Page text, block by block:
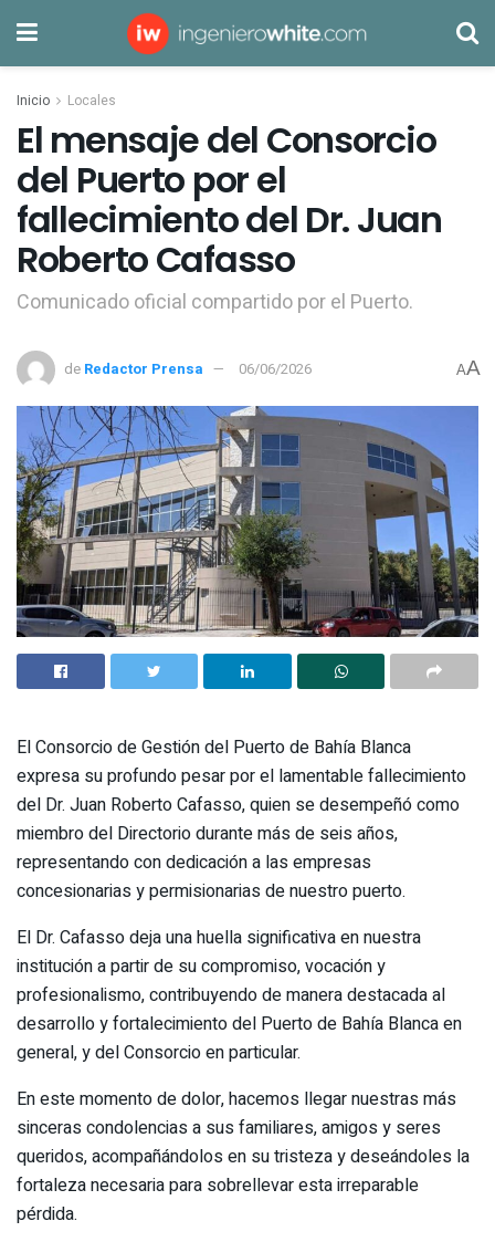
Inicio Locales
El mensaje del Consorcio
del Puerto por el
fallecimiento del Dr. Juan
Roberto Cafasso
Comunicado oficial compartido por el Puerto.
de Redactor Prensa 06/06/2026 AA
El Consorcio de Gestión del Puerto de Bahía Blanca
expresa su profundo pesar por el lamentable fallecimiento
del Dr. Juan Roberto Cafasso, quien se desempeñó como
miembro del Directorio durante más de seis años,
representando con dedicación a las empresas
concesionarias y permisionarias de nuestro puerto.
El Dr. Cafasso deja una huella significativa en nuestra
institución a partir de su compromiso, vocación y
profesionalismo, contribuyendo de manera destacada al
desarrollo y fortalecimiento del Puerto de Bahía Blanca en
general, y del Consorcio en particular.
En este momento de dolor, hacemos llegar nuestras más
sinceras condolencias a sus familiares, amigos y seres
queridos, acompañándolos en su tristeza y deseándoles la
fortaleza necesaria para sobrellevar esta irreparable
pérdida.